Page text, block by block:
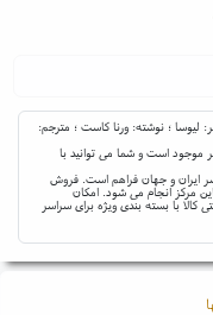
؛ نوشته: ورنا کاست ؛ مترجم:
موجود است و شما می توانید با
ایران و جهان فراهم است. فروش
مرکز انجام می شود. امکان
با بسته بندی ویژه برای سراسر